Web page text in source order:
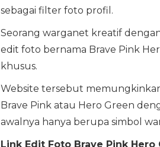
sebagai filter foto profil.
Seorang warganet kreatif
edit foto bernama Brave Pink
khusus.
Website tersebut
Brave Pink atau Hero Green
awalnya hanya berupa simbol
Link Edit Foto Brave Pink Hero